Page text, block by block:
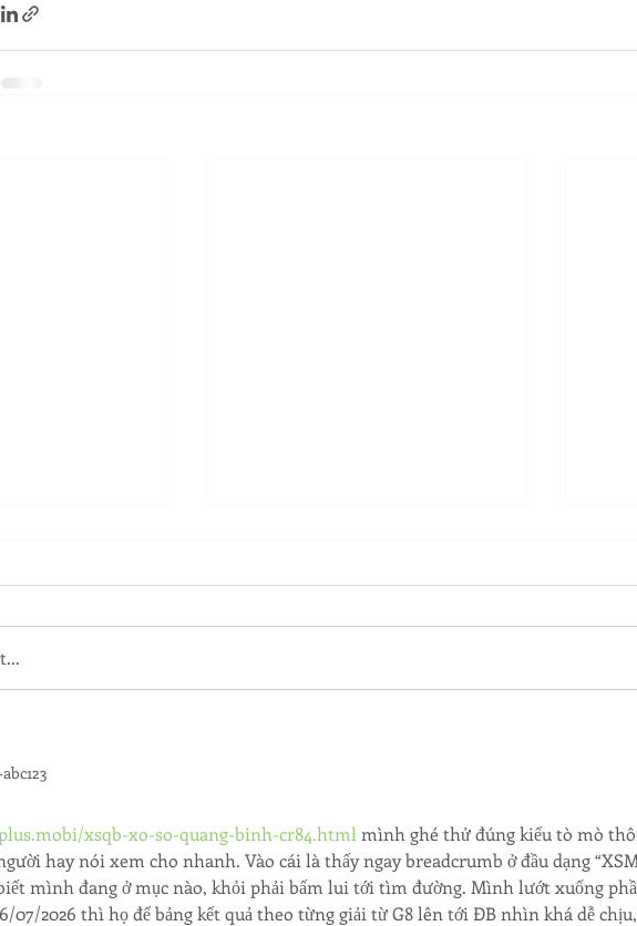
Summer:
that
xsqb-xo-so-quang-binh-cr84.html mình ghé thử đúng kiểu tò mò
hay nói xem cho nhanh. Vào cái là thấy ngay breadcrumb ở đầu dạng
mình đang ở mục nào, khỏi phải bấm lui tới tìm đường. Mình lướt xuống
07/2026 thì họ để bảng kết quả theo từng giải từ G8 lên tới ĐB nhìn khá dễ